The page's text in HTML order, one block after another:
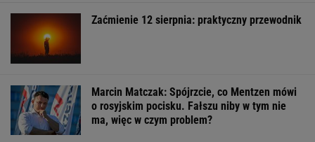
Zaćmienie 12 sierpnia: praktyczny przewodnik
Marcin Matczak: Spójrzcie, co Mentzen mówi
o rosyjskim pocisku. Fałszu niby w tym nie
ma, więc w czym problem?